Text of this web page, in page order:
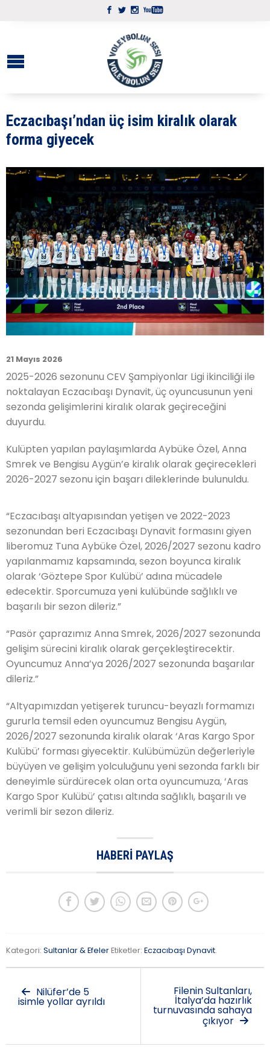
Eczacıbaşı’ndan üç isim kiralık olarak
forma giyecek
21 Mayıs 2026
2025-2026 sezonunu CEV Şampiyonlar Ligi ikinciliği ile
noktalayan Eczacıbaşı Dynavit, üç oyuncusunun yeni
sezonda gelişimlerini kiralık olarak geçireceğini
duyurdu.
Kulüpten yapılan paylaşımlarda Aybüke Özel, Anna
Smrek ve Bengisu Aygün’e kiralık olarak geçirecekleri
2026-2027 sezonu için başarı dileklerinde bulunuldu.
“Eczacıbaşı altyapısından yetişen ve 2022-2023
sezonundan beri Eczacıbaşı Dynavit formasını giyen
liberomuz Tuna Aybüke Özel, 2026/2027 sezonu kadro
yapılanmamız kapsamında, sezon boyunca kiralık
olarak ‘Göztepe Spor Kulübü’ adına mücadele
edecektir. Sporcumuza yeni kulübünde sağlıklı ve
başarılı bir sezon dileriz.”
“Pasör çaprazımız Anna Smrek, 2026/2027 sezonunda
gelişim sürecini kiralık olarak gerçekleştirecektir.
Oyuncumuz Anna’ya 2026/2027 sezonunda başarılar
dileriz.”
“Altyapımızdan yetişerek turuncu-beyazlı formamızı
gururla temsil eden oyuncumuz Bengisu Aygün,
2026/2027 sezonunda kiralık olarak ‘Aras Kargo Spor
Kulübü’ forması giyecektir. Kulübümüzün değerleriyle
büyüyen ve gelişim yolculuğunu yeni sezonda farklı bir
deneyimle sürdürecek olan orta oyuncumuza, ‘Aras
Kargo Spor Kulübü’ çatısı altında sağlıklı, başarılı ve
verimli bir sezon dileriz.
HABERI PAYLAŞ
Kategori: Sultanlar & EfelerEtiketler: Eczacıbaşı Dynavit.
Nilüfer’de 5
isimle yollar ayrıldı
Filenin Sultanları,
İtalya’da hazırlık
turnuvasında sahaya
çıkıyor